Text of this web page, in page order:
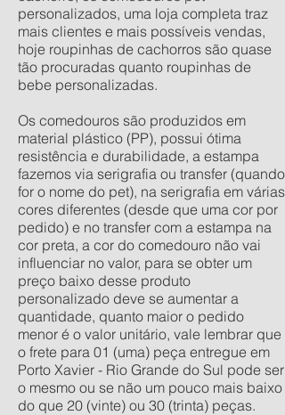
personalizados, uma loja completa traz
mais clientes e mais possíveis vendas,
hoje roupinhas de cachorros são quase
tão procuradas quanto roupinhas de
bebe personalizadas.
Os comedouros são produzidos em
material plástico (PP), possui ótima
resistência e durabilidade, a estampa
fazemos via serigrafia ou transfer (quando
for o nome do pet), na serigrafia em várias
cores diferentes (desde que uma cor por
pedido) e no transfer com a estampa na
cor preta, a cor do comedouro não vai
influenciar no valor, para se obter um
preço baixo desse produto
personalizado deve se aumentar a
quantidade, quanto maior o pedido
menor é o valor unitário, vale lembrar que
o frete para 01 (uma) peça entregue em
Porto Xavier - Rio Grande do Sul pode ser
o mesmo ou se não um pouco mais baixo
do que 20 (vinte) ou 30 (trinta) peças.